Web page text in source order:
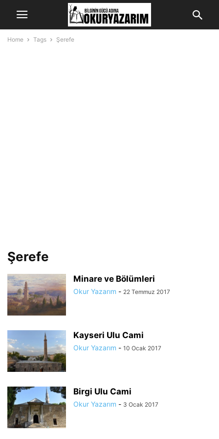
Home Tags Şerefe
Şerefe
Minare ve Bölümleri
Okur Yazarım - 22 Temmuz 2017
Kayseri Ulu Cami
Okur Yazarım - 10 Ocak 2017
Birgi Ulu Cami
Okur Yazarım - 3 Ocak 2017